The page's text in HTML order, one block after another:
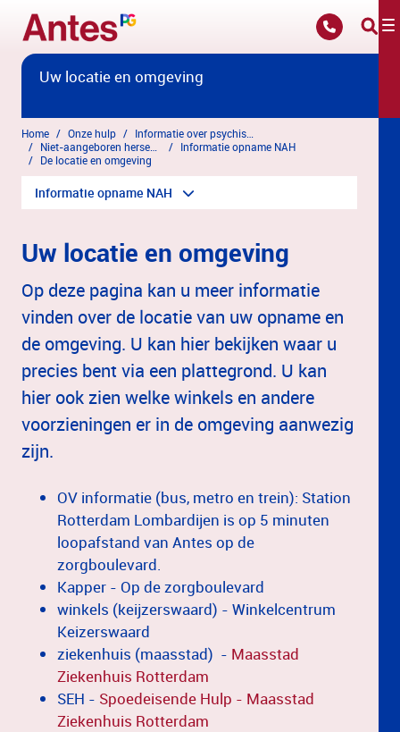
Overslaan en naar hoofdinhoud gaan
Uw locatie en omgeving
Home Onze hulp
Informatie opname NAH
De locatie en omgeving
Informatie opname NAH
Uw locatie en omgeving
Op deze pagina kan u meer informatie
vinden over de locatie van uw opname en
de omgeving. U kan hier bekijken waar u
precies bent via een plattegrond. U kan
hier ook zien welke winkels en andere
voorzieningen er in de omgeving aanwezig
zijn.
OV informatie (bus, metro en trein): Station
Rotterdam Lombardijen is op 5 minuten
loopafstand van Antes op de
zorgboulevard.
Kapper - Op de zorgboulevard
winkels (keijzerswaard) - Winkelcentrum
Keizerswaard
ziekenhuis (maasstad) - Maasstad
Ziekenhuis Rotterdam
SEH - Spoedeisende Hulp - Maasstad
Ziekenhuis Rotterdam